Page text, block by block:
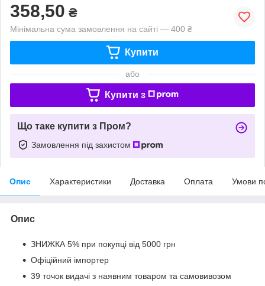
358,50 ₴
Мінімальна сума замовлення на сайті — 400 ₴
Купити
або
Купити з
Що таке купити з Пром?
Замовлення під захистом
Опис Характеристики Доставка Оплата Умови
Опис
ЗНИЖКА 5% при покупці від 5000 грн
Офіційний імпортер
39 точок видачі з наявним товаром та самовивозом